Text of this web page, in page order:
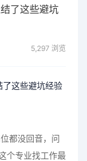
了这些避坑
5,297 浏览
都没回音，问
个专业找工作最